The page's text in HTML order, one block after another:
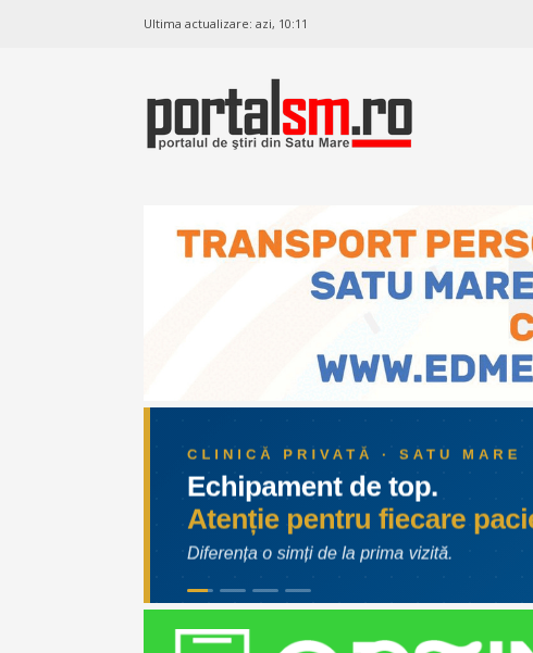
Ultima actualizare: azi, 10:11